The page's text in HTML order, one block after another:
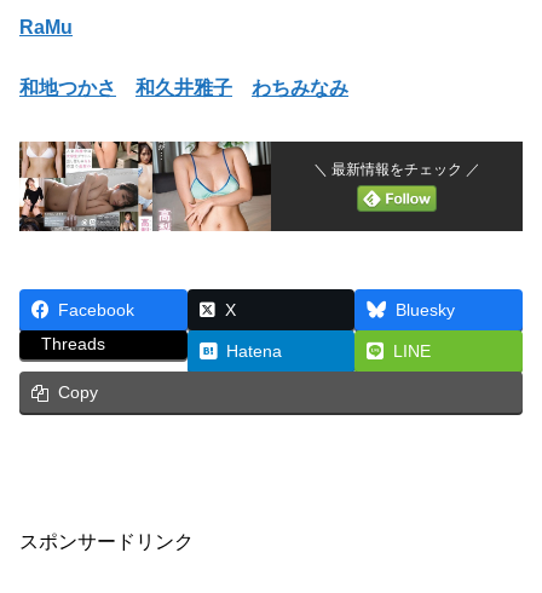
RaMu
和地つかさ 和久井雅子 わちみなみ
＼ 最新情報をチェック ／
Facebook X
Bluesky
Threads
Hatena LINE
Copy
スポンサードリンク